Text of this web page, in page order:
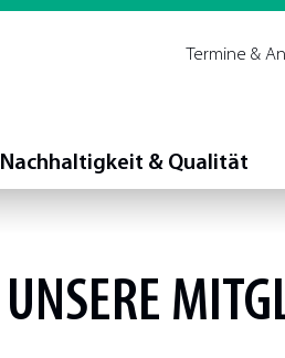
Termine &
Nachhaltigkeit & Qualität
UNSERE